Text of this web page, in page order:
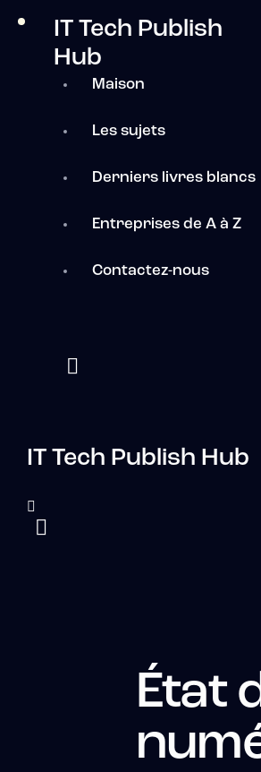
IT Tech Publish
Hub
Maison
Les sujets
Derniers livres blancs
Entreprises de A à Z
Contactez-nous
IT Tech Publish Hub
État